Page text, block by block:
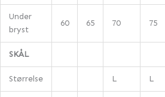
Under
bryst
60 65 70 75
SKÅL
Størrelse L L